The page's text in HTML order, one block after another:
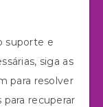
suporte e
siga as
para resolver
recuperar